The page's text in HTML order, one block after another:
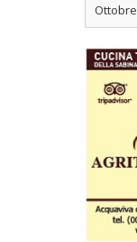
Ottobre